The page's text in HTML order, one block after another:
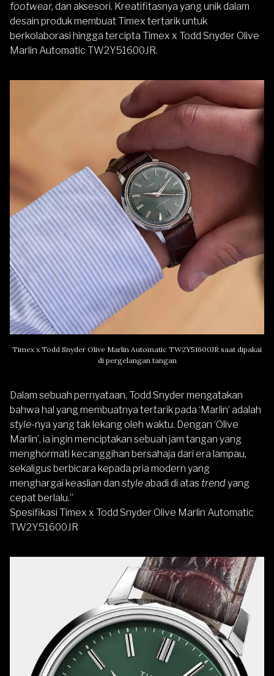
footwear, dan aksesori. Kreatifitasnya yang unik dalam
desain produk membuat Timex tertarik untuk
berkolaborasi hingga tercipta Timex x Todd Snyder Olive
Marlin Automatic TW2Y51600JR.
Timex x Todd Snyder Olive Marlin Automatic TW2Y51600JR saat dipakai
di pergelangan tangan
Dalam sebuah pernyataan, Todd Snyder mengatakan
bahwa hal yang membuatnya tertarik pada ‘Marlin’ adalah
style-nya yang tak lekang oleh waktu. Dengan ‘Olive
Marlin’, ia ingin menciptakan sebuah jam tangan yang
menghormati kecanggihan bersahaja dari era lampau,
sekaligus berbicara kepada pria modern yang
menghargai keaslian dan styleabadi di atas trendyang
cepat berlalu.”
Spesifikasi Timex x Todd Snyder Olive Marlin Automatic
TW2Y51600JR